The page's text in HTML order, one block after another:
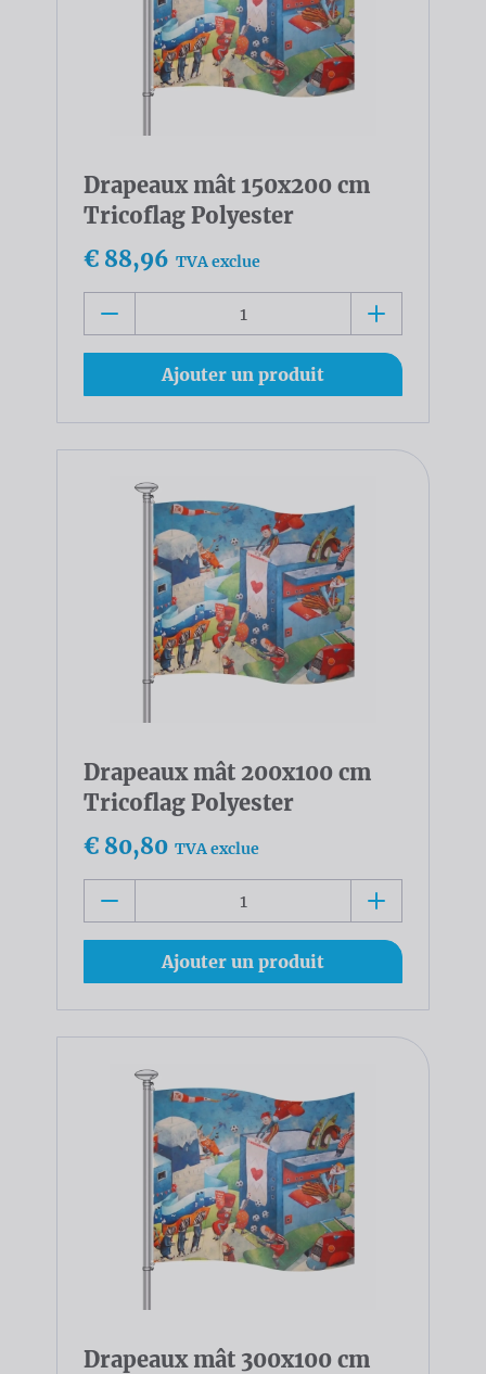
Drapeaux mât 150x200 cm
Tricoflag Polyester
€ 88,96 TVA exclue
Ajouter un produit
Drapeaux mât 200x100 cm
Tricoflag Polyester
€ 80,80 TVA exclue
Ajouter un produit
Drapeaux mât 300x100 cm